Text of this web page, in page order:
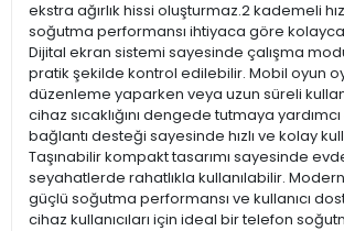
ekstra ağırlık hissi oluşturmaz.2 kademeli
soğutma performansı ihtiyaca göre
Dijital ekran sistemi sayesinde çalışma
pratik şekilde kontrol edilebilir. Mobil oyun
düzenleme yaparken veya uzun süreli
cihaz sıcaklığını dengede tutmaya
bağlantı desteği sayesinde hızlı ve kolay
Taşınabilir kompakt tasarımı sayesinde
seyahatlerde rahatlıkla kullanılabilir.
güçlü soğutma performansı ve kullanıcı
cihaz kullanıcıları için ideal bir telefon